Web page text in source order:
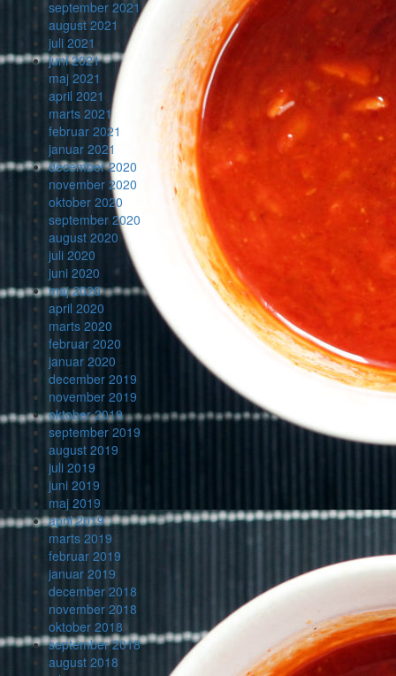
september 2021
august 2021
juli 2021
juni 2021
maj 2021
april 2021
marts 2021
februar 2021
januar 2021
december 2020
november 2020
oktober 2020
september 2020
august 2020
juli 2020
juni 2020
maj 2020
april 2020
marts 2020
februar 2020
januar 2020
december 2019
november 2019
oktober 2019
september 2019
august 2019
juli 2019
juni 2019
maj 2019
april 2019
marts 2019
februar 2019
januar 2019
december 2018
november 2018
oktober 2018
september 2018
august 2018